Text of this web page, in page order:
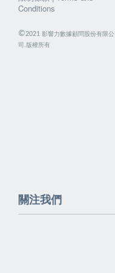
Conditions
©2021 影響力數據顧問股份有限公
司.版權所有
關注我們